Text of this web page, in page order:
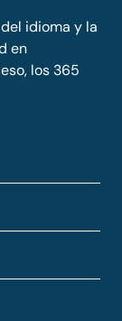
idioma y la
en
los 365